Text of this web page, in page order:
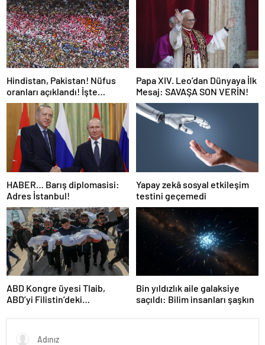
Hindistan, Pakistan! Nüfus
oranları açıklandı! İşte
Dünyanın en kalabalık ülkesi!
Dünya haritası ülkeler!
Papa XIV. Leo’dan Dünyaya İlk
Mesaj: SAVAŞA SON VERİN!
HABER… Barış diplomasisi:
Adres İstanbul!
Yapay zekâ sosyal etkileşim
testini geçemedi
ABD Kongre üyesi Tlaib,
ABD’yi Filistin’deki
olmakla itham etti
Bin yıldızlık aile galaksiye
saçıldı: Bilim insanları şaşkın